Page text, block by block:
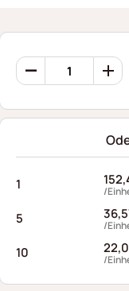
Ondufil
Wellenfedern
Menge
1 /
5 /
10 /